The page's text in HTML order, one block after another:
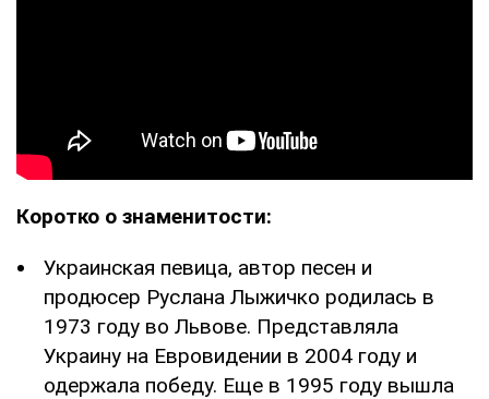
Коротко о знаменитости:
Украинская певица, автор песен и
продюсер Руслана Лыжичко родилась в
1973 году во Львове. Представляла
Украину на Евровидении в 2004 году и
одержала победу. Еще в 1995 году вышла